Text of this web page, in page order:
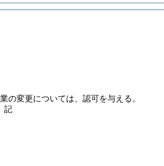
の変更については、認可を与える。
記